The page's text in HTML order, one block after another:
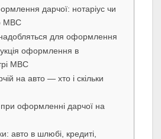
дарчої: нотаріус чи
МВС
для оформлення
оформлення в
МВС
на авто — хто і скільки
оформленні дарчої на
авто в шлюбі, кредиті,